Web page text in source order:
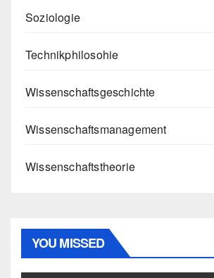
Soziologie
Technikphilosohie
Wissenschaftsgeschichte
Wissenschaftsmanagement
Wissenschaftstheorie
YOU MISSED